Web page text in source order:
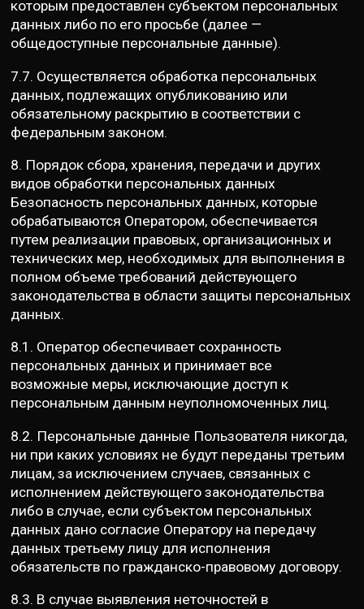
которым предоставлен субъектом персональных
данных либо по его просьбе (далее —
общедоступные персональные данные).
7.7. Осуществляется обработка персональных
данных, подлежащих опубликованию или
обязательному раскрытию в соответствии с
федеральным законом.
8. Порядок сбора, хранения, передачи и других
видов обработки персональных данных
Безопасность персональных данных, которые
обрабатываются Оператором, обеспечивается
путем реализации правовых, организационных и
технических мер, необходимых для выполнения в
полном объеме требований действующего
законодательства в области защиты персональных
данных.
8.1. Оператор обеспечивает сохранность
персональных данных и принимает все
возможные меры, исключающие доступ к
персональным данным неуполномоченных лиц.
8.2. Персональные данные Пользователя никогда,
ни при каких условиях не будут переданы третьим
лицам, за исключением случаев, связанных с
исполнением действующего законодательства
либо в случае, если субъектом персональных
данных дано согласие Оператору на передачу
данных третьему лицу для исполнения
обязательств по гражданско-правовому договору.
8.3. В случае выявления неточностей в